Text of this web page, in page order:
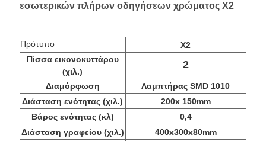
εσωτερικών πλήρων οδηγήσεων χρώματος X2
Πρότυπο
X2
Πίσσα εικονοκυττάρου
(χιλ.)
2
Διαμόρφωση
Λαμπτήρας SMD 1010
Διάσταση ενότητας (χιλ.)
200x 150mm
Βάρος ενότητας (κλ)
0,4
Διάσταση γραφείου (χιλ.)
400x300x80mm